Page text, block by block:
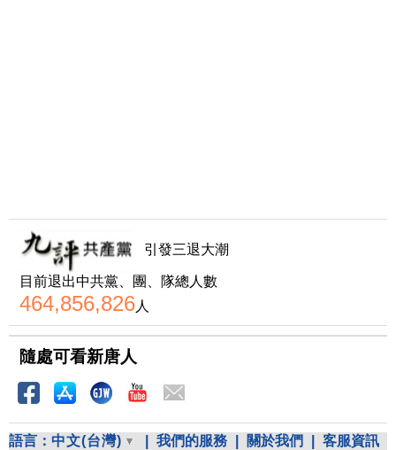
引發三退大潮
目前退出中共黨、團、隊總人數
464,856,826人
隨處可看新唐人
語言： 中文(台灣) 我們的服務 關於我們 客服資訊